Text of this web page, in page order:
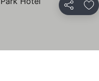
Partilhar